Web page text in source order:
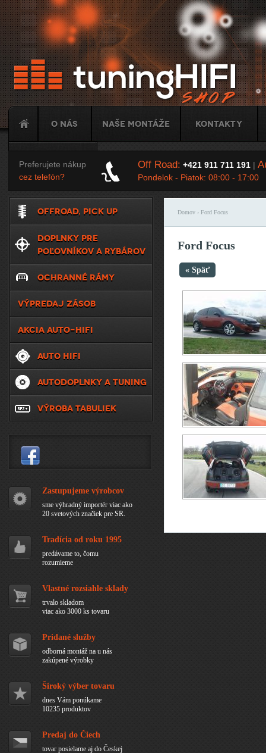
O nás Naše montáže Kontakty
Tuning
Preferujete nákup
cez telefón?
Off Road: +421 911 711 191|
Pondelok - Piatok: 08:00 - 17:00
Domov› Ford Focus
Ford Focus
« Späť
OFFROAD, PICK UP
DOPLNKY PRE
POĽOVNÍKOV A RYBÁROV
OCHRANNÉ RÁMY
VÝPREDAJ ZÁSOB
AKCIA AUTO-HIFI
AUTO HIFI
AUTODOPLNKY A TUNING
VÝROBA TABULIEK
Zastupujeme výrobcov
sme výhradný importér viac ako
20 svetových značiek pre SR.
Tradícia od roku 1995
predávame to, čomu
rozumieme
Vlastné rozsiahle sklady
trvalo skladom
viac ako 3000 ks tovaru
Pridané služby
odborná montáž na u nás
zakúpené výrobky
Široký výber tovaru
dnes Vám ponúkame
10235 produktov
Predaj do Čiech
tovar posielame aj do Českej